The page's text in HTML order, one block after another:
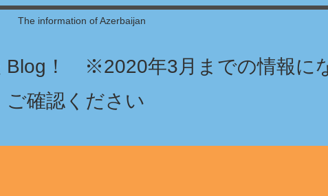
The information of Azerbaijan
Blog！ ※2020年3月までの情報に
ご確認ください